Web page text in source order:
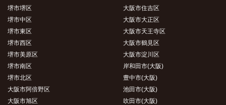
堺市堺区
堺市中区
堺市東区
堺市西区
堺市美原区
堺市南区
堺市北区
大阪市阿倍野区
大阪市旭区
大阪市住吉区
大阪市大正区
大阪市天王寺区
大阪市鶴見区
大阪市淀川区
岸和田市(大阪)
豊中市(大阪)
池田市(大阪)
吹田市(大阪)